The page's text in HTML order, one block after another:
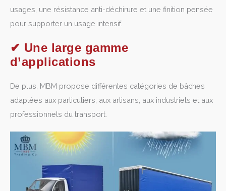
usages , une résistance anti-déchirure et une finition pensée
pour supporter un usage intensif.
✔ Une large gamme
d’applications
De plus, MBM propose différentes catégories de bâches
adaptées aux particuliers, aux artisans, aux industriels et aux
professionnels du transport.